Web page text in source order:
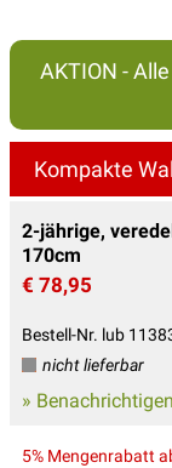
AKTION -
Kompakte
2-jährige,
170cm
€ 78,95
Bestell-Nr. lub
nicht lieferbar
»
5% Mengenrabatt